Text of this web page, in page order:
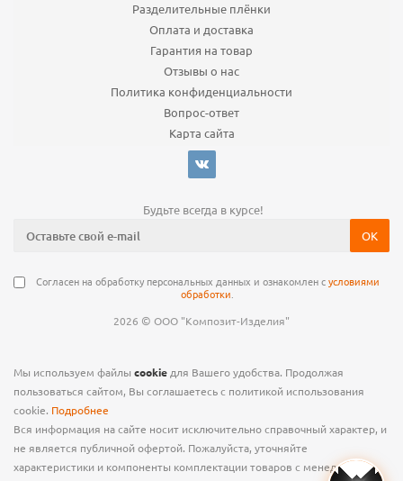
Разделительные плёнки
Оплата и доставка
Гарантия на товар
Отзывы о нас
Политика конфиденциальности
Вопрос-ответ
Карта сайта
Будьте всегда в курсе!
Согласен на обработку персональных данных и ознакомлен сусловиями
обработки
2026 © ООО "Композит-Изделия"
Мы используем файлы cookie для Вашего удобства. Продолжая
пользоваться сайтом, Вы соглашаетесь с политикой использования
cookie. Подробнее
Вся информация на сайте носит исключительно справочный характер, и
не является публичной офертой. Пожалуйста, уточняйте
характеристики и компоненты комплектации товаров с менеджером